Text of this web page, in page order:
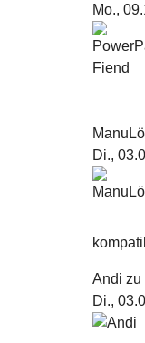
Mo.,
Di.,
Andi zu
Di.,